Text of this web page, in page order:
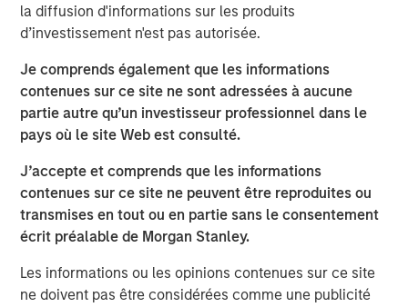
la diffusion d'informations sur les produits
d’investissement n'est pas autorisée.
Je comprends également que les informations
contenues sur ce site ne sont adressées à aucune
partie autre qu’un investisseur professionnel dans le
pays où le site Web est consulté.
J’accepte et comprends que les informations
contenues sur ce site ne peuvent être reproduites ou
transmises en tout ou en partie sans le consentement
écrit préalable de Morgan Stanley.
Les informations ou les opinions contenues sur ce site
ne doivent pas être considérées comme une publicité
MSINVF Calvert Sustainable Developed Europe
Equity Select Fund
MSINVF Calvert Sustainable Developed Markets
Equity Select Fund
MSINVF Calvert Sustainable Emerging Markets
Equity Select Fund *
MSINVF Calvert Sustainable US Equity Select Fund
MSINVF Calvert Sustainable Diversity, Equity and
MSINVF Calvert Sustainable Climate Aligned Fund